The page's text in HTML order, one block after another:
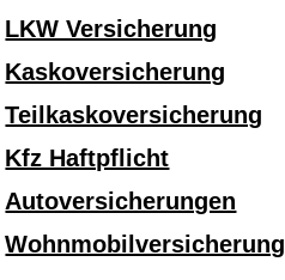
LKW Versicherung
Kaskoversicherung
Teilkaskoversicherung
Kfz Haftpflicht
Autoversicherungen
Wohnmobilversicherung